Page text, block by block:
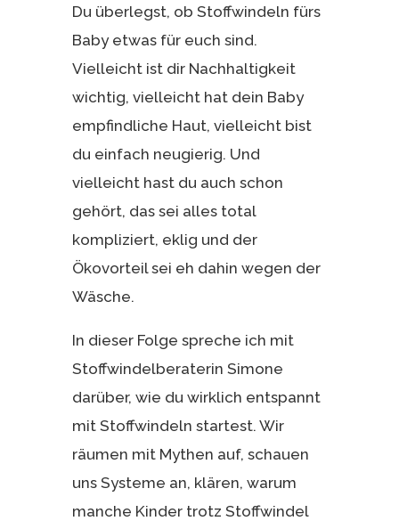
Du überlegst, ob Stoffwindeln fürs
Baby etwas für euch sind.
Vielleicht ist dir Nachhaltigkeit
wichtig, vielleicht hat dein Baby
empfindliche Haut, vielleicht bist
du einfach neugierig. Und
vielleicht hast du auch schon
gehört, das sei alles total
kompliziert, eklig und der
Ökovorteil sei eh dahin wegen der
Wäsche.
In dieser Folge spreche ich mit
Stoffwindelberaterin Simone
darüber, wie du wirklich entspannt
mit Stoffwindeln startest. Wir
räumen mit Mythen auf, schauen
uns Systeme an, klären, warum
manche Kinder trotz Stoffwindel